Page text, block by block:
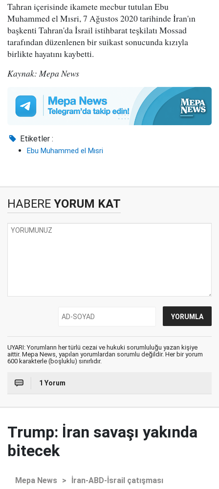
Tahran içerisinde ikamete mecbur tutulan Ebu
Muhammed el Mısri, 7 Ağustos 2020 tarihinde İran'ın
başkenti Tahran'da İsrail istihbarat teşkilatı Mossad
tarafından düzenlenen bir suikast sonucunda kızıyla
birlikte hayatını kaybetti.
Kaynak: Mepa News
Etiketler :
Ebu Muhammed el Mısri
HABERE YORUM KAT
UYARI: Yorumların her türlü cezai ve hukuki sorumluluğu yazan kişiye
aittir. Mepa News, yapılan yorumlardan sorumlu değildir. Her bir yorum
600 karakterle (boşluklu) sınırlıdır.
1 Yorum
Trump: İran savaşı yakında
bitecek
Mepa News > İran-ABD-İsrail çatışması